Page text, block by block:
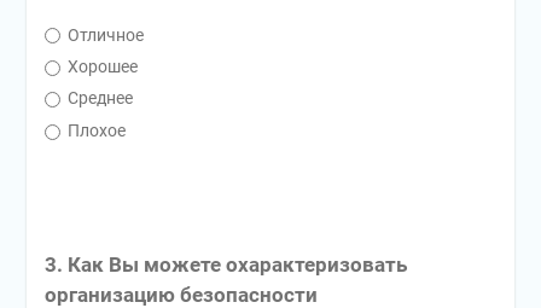
Отличное
Хорошее
Среднее
Плохое
3. Как Вы можете охарактеризовать
организацию безопасности